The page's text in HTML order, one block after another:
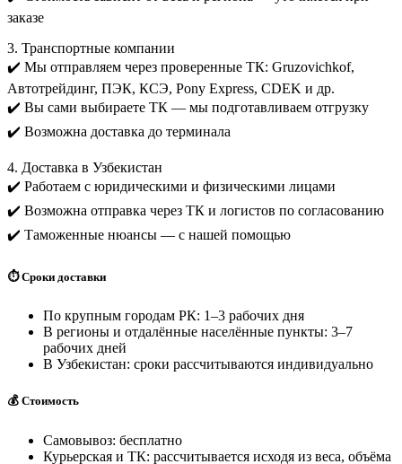
заказе
3. Транспортные компании
✔️ Мы отправляем через проверенные ТК: Gruzovichkof,
Автотрейдинг, ПЭК, КСЭ, Pony Express, CDEK и др.
✔️ Вы сами выбираете ТК — мы подготавливаем отгрузку
✔️ Возможна доставка до терминала
4. Доставка в Узбекистан
✔️ Работаем с юридическими и физическими лицами
✔️ Возможна отправка через ТК и логистов по согласованию
✔️ Таможенные нюансы — с нашей помощью
⏱️ Сроки доставки
По крупным городам РК: 1–3 рабочих дня
В регионы и отдалённые населённые пункты: 3–7
рабочих дней
В Узбекистан: сроки рассчитываются индивидуально
💰 Стоимость
Самовывоз: бесплатно
Курьерская и ТК: рассчитывается исходя из веса, объёма